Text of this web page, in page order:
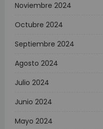
Noviembre 2024
Octubre 2024
Septiembre 2024
Agosto 2024
Julio 2024
Junio 2024
Mayo 2024